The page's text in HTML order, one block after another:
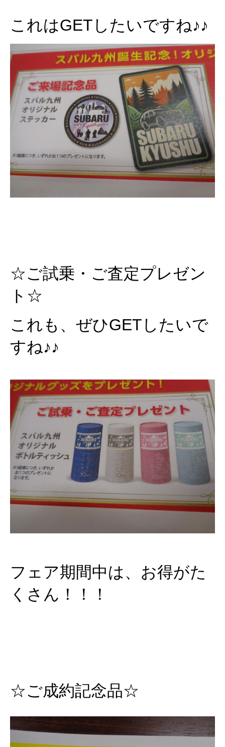
これはGETしたいですね♪♪
☆ご試乗・ご査定プレゼン
ト☆
これも、ぜひGETしたいで
すね♪♪
フェア期間中は、お得がた
くさん！！！
☆ご成約記念品☆